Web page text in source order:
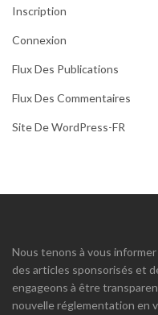
Inscription
Connexion
Flux Des Publications
Flux Des Commentaires
Site De WordPress-FR
Nous tenons à vous
des articles sponsorisés et
engageons à être
nouvelle réglementation en